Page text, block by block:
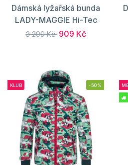
Dámská lyžařská bunda
LADY-MAGGIE Hi-Tec
3 299 Kč 909 Kč
KLUB -50%